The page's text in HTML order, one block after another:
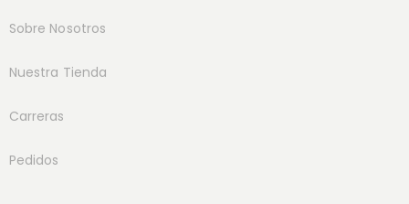
Sobre Nosotros
Nuestra Tienda
Carreras
Pedidos